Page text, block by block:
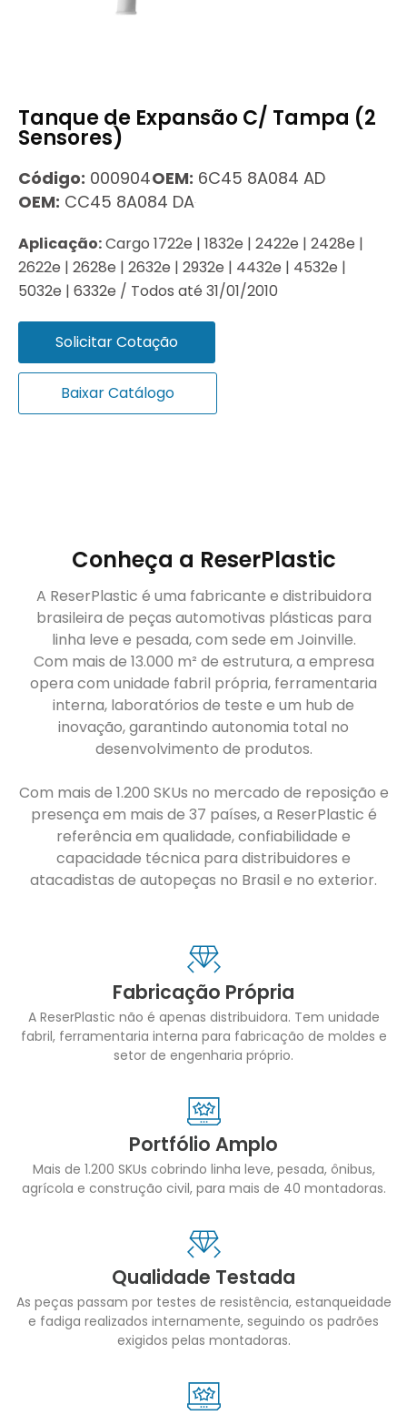
Tanque de Expansão C/ Tampa (2
Sensores)
Código: 000904OEM: 6C45 8A084 AD
OEM: CC45 8A084 DA
Aplicação:Cargo 1722e | 1832e | 2422e | 2428e |
2622e | 2628e | 2632e | 2932e | 4432e | 4532e |
5032e | 6332e / Todos até 31/01/2010
Solicitar Cotação
Baixar Catálogo
Conheça a ReserPlastic
A ReserPlastic é uma fabricante e distribuidora
brasileira de peças automotivas plásticas para
linha leve e pesada, com sede em Joinville.
Com mais de 13.000 m² de estrutura, a empresa
opera com unidade fabril própria, ferramentaria
interna, laboratórios de teste e um hub de
inovação, garantindo autonomia total no
desenvolvimento de produtos.
Com mais de 1.200 SKUs no mercado de reposição e
presença em mais de 37 países, a ReserPlastic é
referência em qualidade, confiabilidade e
capacidade técnica para distribuidores e
atacadistas de autopeças no Brasil e no exterior.
Fabricação Própria
A ReserPlastic não é apenas distribuidora. Tem unidade
fabril, ferramentaria interna para fabricação de moldes e
setor de engenharia próprio.
Portfólio Amplo
Mais de 1.200 SKUs cobrindo linha leve, pesada, ônibus,
agrícola e construção civil, para mais de 40 montadoras.
Qualidade Testada
As peças passam por testes de resistência, estanqueidade
e fadiga realizados internamente, seguindo os padrões
exigidos pelas montadoras.